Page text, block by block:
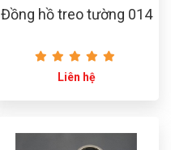
Đồng hồ treo tường 014
Liên hệ